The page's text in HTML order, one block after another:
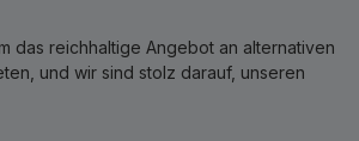
das reichhaltige Angebot an alternativen
und wir sind stolz darauf, unseren